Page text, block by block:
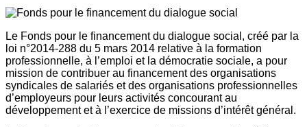
Le Fonds pour le financement du dialogue social, créé par la
loi n°2014-288 du 5 mars 2014 relative à la formation
professionnelle, à l’emploi et la démocratie sociale, a pour
mission de contribuer au financement des organisations
syndicales de salariés et des organisations professionnelles
d’employeurs pour leurs activités concourant au
développement et à l’exercice de missions d’intérêt général.